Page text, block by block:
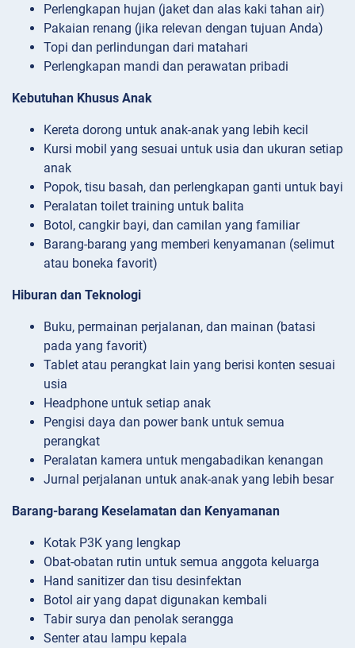
Perlengkapan hujan (jaket dan alas kaki tahan air)
Pakaian renang (jika relevan dengan tujuan Anda)
Topi dan perlindungan dari matahari
Perlengkapan mandi dan perawatan pribadi
Kebutuhan Khusus Anak
Kereta dorong untuk anak-anak yang lebih kecil
Kursi mobil yang sesuai untuk usia dan ukuran setiap
anak
Popok, tisu basah, dan perlengkapan ganti untuk bayi
Peralatan toilet training untuk balita
Botol, cangkir bayi, dan camilan yang familiar
Barang-barang yang memberi kenyamanan (selimut
atau boneka favorit)
Hiburan dan Teknologi
Buku, permainan perjalanan, dan mainan (batasi
pada yang favorit)
Tablet atau perangkat lain yang berisi konten sesuai
usia
Headphone untuk setiap anak
Pengisi daya dan power bank untuk semua
perangkat
Peralatan kamera untuk mengabadikan kenangan
Jurnal perjalanan untuk anak-anak yang lebih besar
Barang-barang Keselamatan dan Kenyamanan
Kotak P3K yang lengkap
Obat-obatan rutin untuk semua anggota keluarga
Hand sanitizer dan tisu desinfektan
Botol air yang dapat digunakan kembali
Tabir surya dan penolak serangga
Senter atau lampu kepala